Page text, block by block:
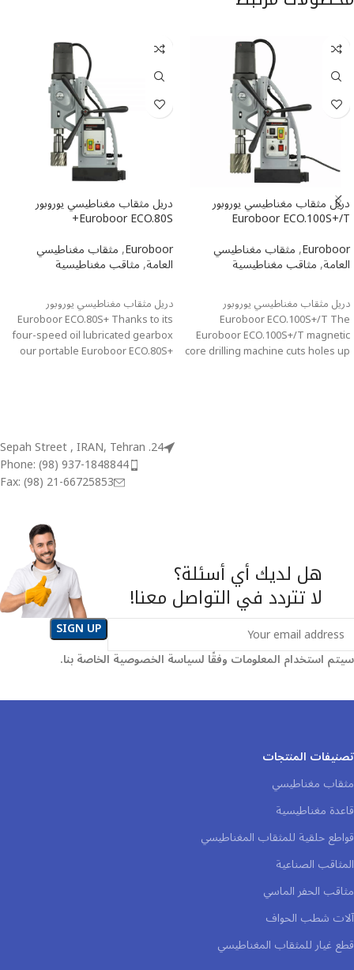
دريل مثقاب مغناطيسي یوروبور
Euroboor ECO.100S+/T
Euroboor
,مثقاب مغناطيسي
العامة,مثاقب مغناطيسية
دريل مثقاب مغناطيسي یوروبور
Euroboor ECO.100S+/T The
Euroboor ECO.100S+/T magnetic
core drilling machine cuts holes up
دريل مثقاب مغناطيسي یوروبور
Euroboor ECO.80S+
Euroboor
,مثقاب مغناطيسي
العامة,مثاقب مغناطيسية
دريل مثقاب مغناطيسي یوروبور
Euroboor ECO.80S+ Thanks to its
four-speed oil lubricated gearbox
our portable Euroboor ECO.80S+
24. Sepah Street , IRAN, Tehran
Phone: (98) 937-1848844
Fax: (98) 21-66725853
هل لديك أي أسئلة؟
لا تتردد في التواصل معنا!
سيتم استخدام المعلومات وفقًا لسياسة الخصوصية الخاصة بنا.
تصنيفات المنتجات
مثقاب مغناطيسي
قاعدة مغناطيسية
قواطع حلقية للمثقاب المغناطيسي
المثاقب الصناعية
مثاقب الحفر الماسي
آلات شطب الحواف
قطع غيار للمثقاب المغناطيسي